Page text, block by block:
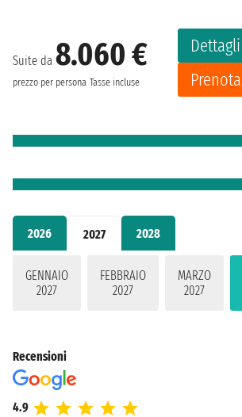
2026 2027 2028
GENNAIO
2027
FEBBRAIO
2027
MARZO
2027
Suite da 8.060 €
prezzo per persona Tasse incluse
Dettagli
Prenota
Recensioni
4.9